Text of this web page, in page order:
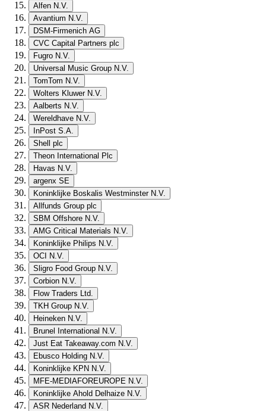
Alfen N.V.
Avantium N.V.
DSM-Firmenich AG
CVC Capital Partners plc
Fugro N.V.
Universal Music Group N.V.
TomTom N.V.
Wolters Kluwer N.V.
Aalberts N.V.
Wereldhave N.V.
InPost S.A.
Shell plc
Theon International Plc
Havas N.V.
argenx SE
Koninklijke Boskalis Westminster N.V.
Allfunds Group plc
SBM Offshore N.V.
AMG Critical Materials N.V.
Koninklijke Philips N.V.
OCI N.V.
Sligro Food Group N.V.
Corbion N.V.
Flow Traders Ltd.
TKH Group N.V.
Heineken N.V.
Brunel International N.V.
Just Eat Takeaway.com N.V.
Ebusco Holding N.V.
Koninklijke KPN N.V.
MFE-MEDIAFOREUROPE N.V.
Koninklijke Ahold Delhaize N.V.
ASR Nederland N.V.